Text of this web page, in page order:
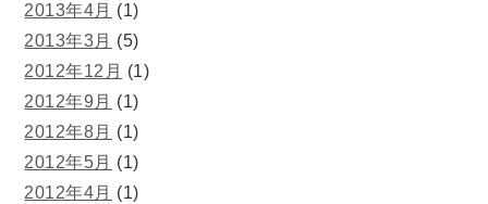
2013年4月 (1)
2013年3月 (5)
2012年12月 (1)
2012年9月 (1)
2012年8月 (1)
2012年5月 (1)
2012年4月 (1)